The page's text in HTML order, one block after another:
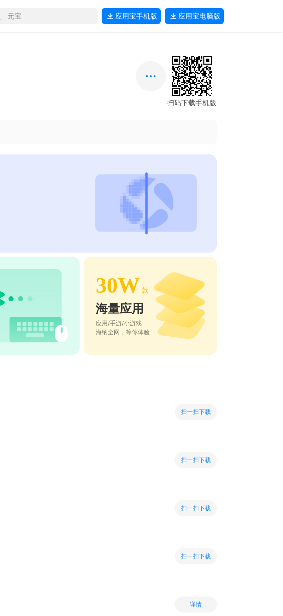
应用宝手机版 应用宝电脑版
扫码下载手机版
30W 款
海量应用
应用/手游/小游戏
海纳全网，等你体验
扫一扫下载
扫一扫下载
扫一扫下载
扫一扫下载
详情